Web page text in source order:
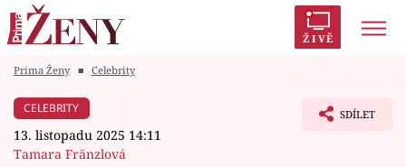
ŽIVĚ
Módní alarm
Prima Ženy ■ Celebrity
CELEBRITY
13. listopadu 2025 14:11
Tamara Fränzlová
SDÍLET